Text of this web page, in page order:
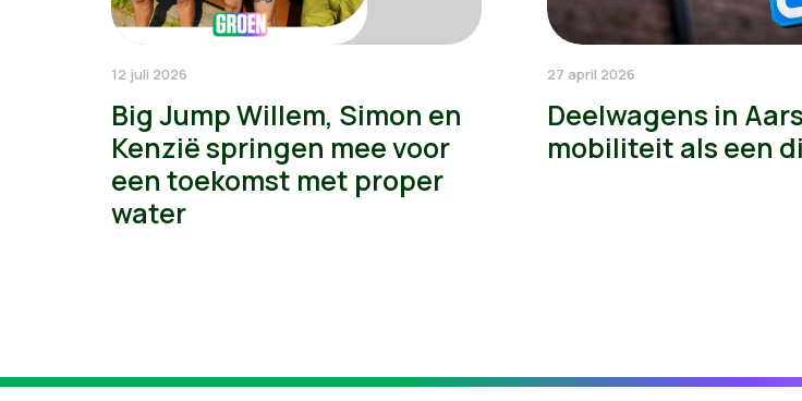
12 juli 2026
Big Jump Willem, Simon en
Kenzië springen mee voor
een toekomst met proper
water
27 april 2026
Deelwagens in
mobiliteit als een